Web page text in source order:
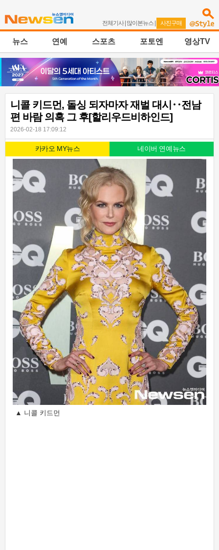
전체기사| 많이본뉴스 | 사진구매
뉴스 연예 스포츠 포토엔 영상TV
니콜 키드먼, 돌싱 되자마자 재벌 대시‥전남
편 바람 의혹 그 후[할리우드비하인드]
2026-02-18 17:09:12
카카오 MY뉴스 네이버 연예뉴스
▲ 니콜 키드먼